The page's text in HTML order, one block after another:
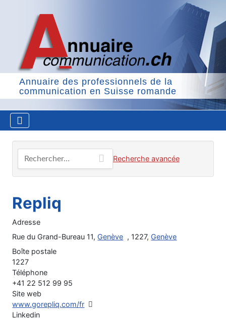
Annuaire des professionnels de la
communication en Suisse romande
Recherche avancée
Repliq
Adresse
Rue du Grand-Bureau 11,Genève , 1227,Genève
Boîte postale
1227
Téléphone
+41 22 512 99 95
Site web
www.gorepliq.com/fr
Linkedin